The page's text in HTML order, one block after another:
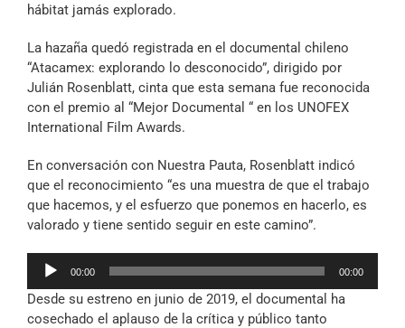
hábitat jamás explorado.
La hazaña quedó registrada en el documental chileno
“Atacamex: explorando lo desconocido”, dirigido por
Julián Rosenblatt, cinta que esta semana fue reconocida
con el premio al “Mejor Documental “ en los UNOFEX
International Film Awards.
En conversación con Nuestra Pauta, Rosenblatt indicó
que el reconocimiento “es una muestra de que el trabajo
que hacemos, y el esfuerzo que ponemos en hacerlo, es
valorado y tiene sentido seguir en este camino”.
Reproductor
audio
00:00 00:00
Desde su estreno en junio de 2019, el documental ha
cosechado el aplauso de la crítica y público tanto